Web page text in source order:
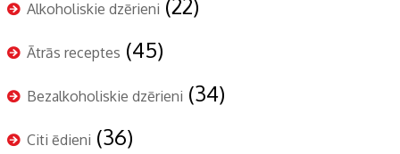
Alkoholiskie dzērieni (22)
Ātrās receptes (45)
Bezalkoholiskie dzērieni (34)
Citi ēdieni (36)